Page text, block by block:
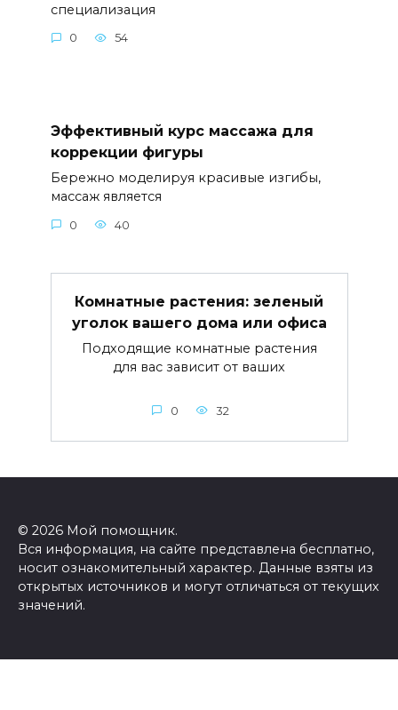
специализация
0 54
Эффективный курс массажа для
коррекции фигуры
Бережно моделируя красивые изгибы,
массаж является
0 40
Комнатные растения: зеленый
уголок вашего дома или офиса
Подходящие комнатные растения
для вас зависит от ваших
0 32
© 2026 Мой помощник.
Вся информация, на сайте представлена бесплатно,
носит ознакомительный характер. Данные взяты из
открытых источников и могут отличаться от текущих
значений.